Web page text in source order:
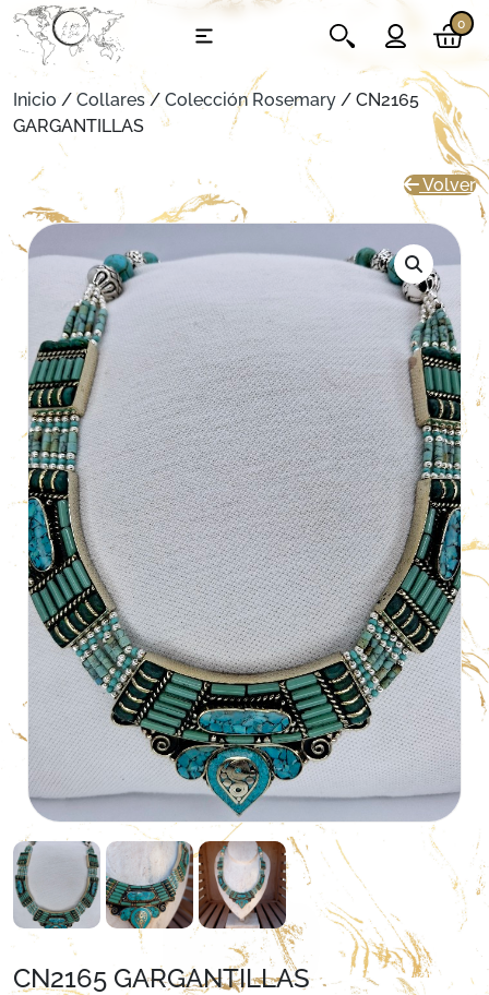
0
Inicio / Collares/ Colección Rosemary / CN2165
GARGANTILLAS
Volver
CN2165 GARGANTILLAS